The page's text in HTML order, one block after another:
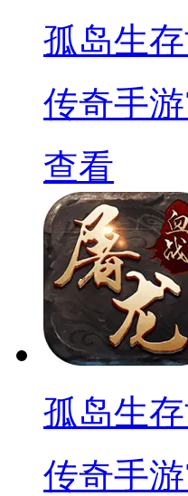
孤岛生
传奇手游
查看
孤岛生
传奇手游